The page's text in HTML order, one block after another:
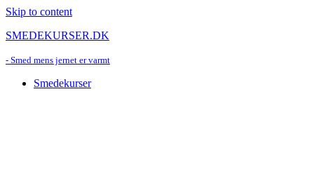
Skip to content
SMEDEKURSER.DK
- Smed mens jernet er varmt
Smedekurser